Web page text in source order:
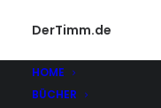
DerTimm.de
HOME
BÜCHER